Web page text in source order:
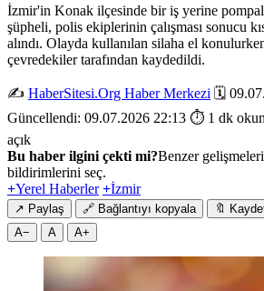
İzmir'in Konak ilçesinde bir iş yerine
şüpheli, polis ekiplerinin çalışması sonucu
alındı. Olayda kullanılan silaha el
çevredekiler tarafından kaydedildi.
✍️ HaberSitesi.Org Haber Merkezi 🗓️
Güncellendi: 09.07.2026 22:13 ⏱️ 1 dk
açık
Bu haber ilgini çekti mi?Benzer
bildirimlerini seç.
+Yerel Haberler +İzmir
↗ Paylaş 🔗 Bağlantıyı kopyala 🔖
A−
A A+